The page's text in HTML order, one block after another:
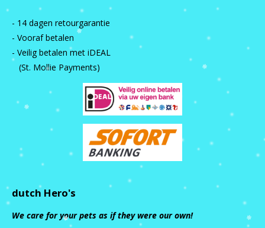
- 14 dagen retourgarantie
- Vooraf betalen
- Veilig betalen met iDEAL
(St. Mollie Payments)
dutch Hero's
We care for your pets as if they were our own!